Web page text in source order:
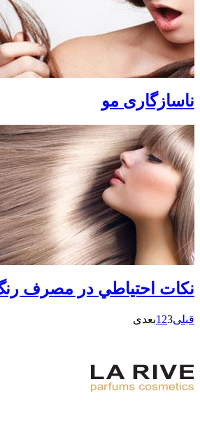
ناسازگاری مو
نكات احتياطي در مصرف
قبلی 1 23 بعدی